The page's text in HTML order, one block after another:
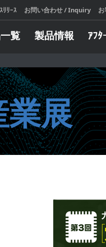
ﾘﾘｰｽ お問い合わせ / Inquiry
カタ
をご
覧 製品情報
換装置
エンジニア
ターンキー
ｱﾌﾀ
アフ
設備
が発
対応
メールマガジンのご登録
ル
表
案内
のご案内
ご案内
会社
マキ
人、
頼し
全て
しま
展